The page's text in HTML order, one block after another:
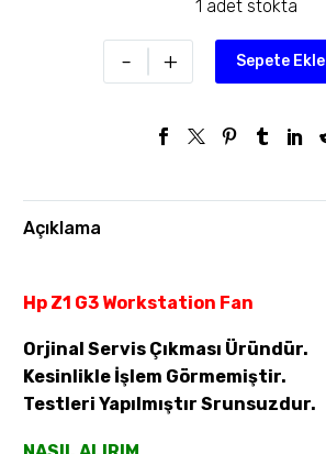
1 adet stokta
- + Sepete Ekle
Açıklama
Hp Z1 G3 Workstation Fan
Orjinal Servis Çıkması Üründür.
Kesinlikle İşlem Görmemiştir.
Testleri Yapılmıştır Srunsuzdur.